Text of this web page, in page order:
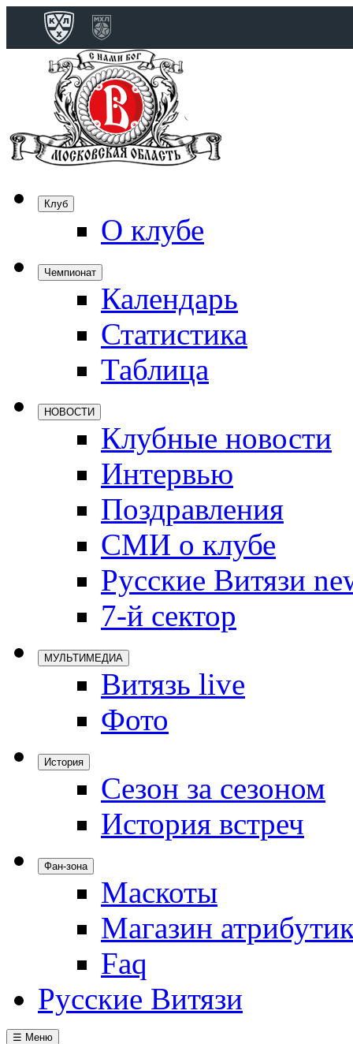
Клуб
О клубе
Чемпионат
Календарь
Статистика
Таблица
НОВОСТИ
Клубные новости
Интервью
Поздравления
СМИ о клубе
Русские Витязи
7-й сектор
МУЛЬТИМЕДИА
Витязь live
Фото
История
Сезон за сезоном
История встреч
Фан-зона
Маскоты
Магазин
Faq
Русские Витязи
☰ Меню